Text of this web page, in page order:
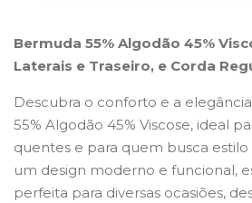
Bermuda 55% Algodão 45%
Laterais e Traseiro, e Corda
Descubra o conforto e a
55% Algodão 45% Viscose, ideal
quentes e para quem busca
um design moderno e funcional,
perfeita para diversas ocasiões,